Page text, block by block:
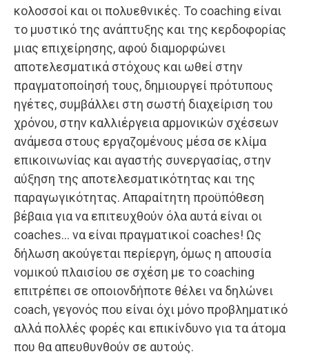
κολοσσοί και οι πολυεθνικές. Το coaching είναι
το μυστικό της ανάπτυξης και της κερδοφορίας
μιας επιχείρησης, αφού διαμορφώνει
αποτελεσματικά στόχους και ωθεί στην
πραγματοποίησή τους, δημιουργεί πρότυπους
ηγέτες, συμβάλλει στη σωστή διαχείριση του
χρόνου, στην καλλιέργεια αρμονικών σχέσεων
ανάμεσα στους εργαζομένους μέσα σε κλίμα
επικοινωνίας και αγαστής συνεργασίας, στην
αύξηση της αποτελεσματικότητας και της
παραγωγικότητας. Απαραίτητη προϋπόθεση
βέβαια για να επιτευχθούν όλα αυτά είναι οι
coaches… να είναι πραγματικοί coaches! Ως
δήλωση ακούγεται περίεργη, όμως η απουσία
νομικού πλαισίου σε σχέση με το coaching
επιτρέπει σε οποιονδήποτε θέλει να δηλώνει
coach, γεγονός που είναι όχι μόνο προβληματικό
αλλά πολλές φορές και επικίνδυνο για τα άτομα
που θα απευθυνθούν σε αυτούς.